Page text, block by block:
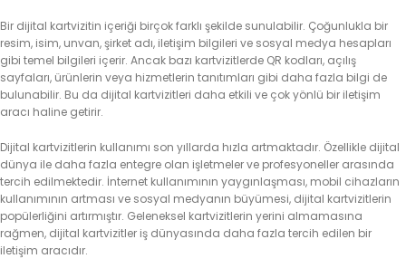
Bir dijital kartvizitin içeriği birçok farklı şekilde sunulabilir. Çoğunlukla bir
resim, isim, unvan, şirket adı, iletişim bilgileri ve sosyal medya hesapları
gibi temel bilgileri içerir. Ancak bazı kartvizitlerde QR kodları, açılış
sayfaları, ürünlerin veya hizmetlerin tanıtımları gibi daha fazla bilgi de
bulunabilir. Bu da dijital kartvizitleri daha etkili ve çok yönlü bir iletişim
aracı haline getirir.
Dijital kartvizitlerin kullanımı son yıllarda hızla artmaktadır. Özellikle dijital
dünya ile daha fazla entegre olan işletmeler ve profesyoneller arasında
tercih edilmektedir. İnternet kullanımının yaygınlaşması, mobil cihazların
kullanımının artması ve sosyal medyanın büyümesi, dijital kartvizitlerin
popülerliğini artırmıştır. Geleneksel kartvizitlerin yerini almamasına
rağmen, dijital kartvizitler iş dünyasında daha fazla tercih edilen bir
iletişim aracıdır.